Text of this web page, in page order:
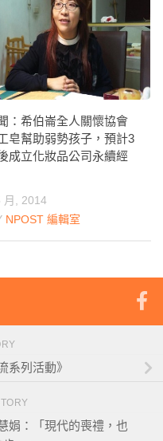
：希伯崙全人關懷協會
皂幫助弱勢孩子，預計3
成立化妝品公司永續經
月, 2014
NPOST 編輯室
系列活動》
娟：「現代的喪禮，也